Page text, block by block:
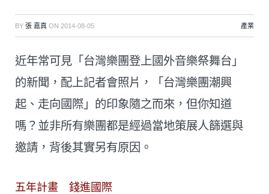
BY 張 嘉真 ON 2014-08-05 產業
近年常可見「台灣樂團登上國外音樂祭舞台」
的新聞，配上記者會照片，「台灣樂團潮興
起、走向國際」的印象隨之而來，但你知道
嗎？並非所有樂團都是經過當地策展人篩選與
邀請，背後其實另有原因。
五年計畫 錢進國際